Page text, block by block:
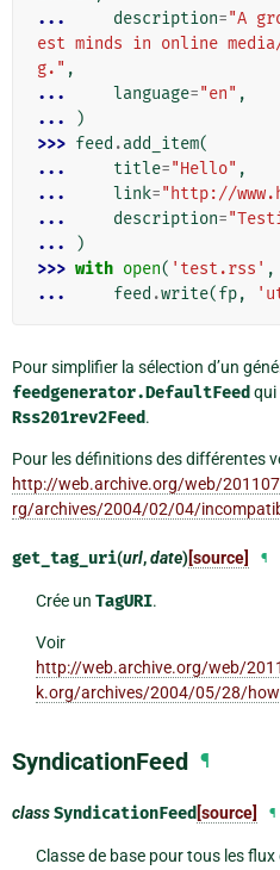
...
description="A
est minds in online
g." ,
...
language="en" ,
...
)
>>> feed .add_item(
...
title="Hello" ,
...
link="http://
...
description=
...
)
>>> with open( 'test.rss' ,
...
feed .write(fp,
Pour simplifier la sélection d’un
feedgenerator.DefaultFeedqui
Rss201rev2Feed.
Pour les définitions des différentes
http://web.archive.org/web/
rg/archives/2004/02/04/
get_tag_uri(url,date)[source] ¶
Crée un TagURI.
Voir
http://web.archive.org/web/
k.org/archives/2004/05/28/
SyndicationFeed ¶
classSyndicationFeed[source] ¶
Classe de base pour tous les